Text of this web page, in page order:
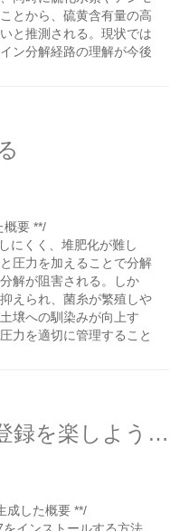
とから、硫黄含有量の高
と推測される。現状では
ン分解経路の理解が今後
概要 **/
にくく、堆肥化が難し
圧力を加えることで分解
解が阻害される。しか
えられ、菌糸が繁殖しや
壌への馴染みが向上す
力を適切に管理すること
PHPで楽天市場の商品登録を楽しよう:PHPのインストール編
成した概要 **/